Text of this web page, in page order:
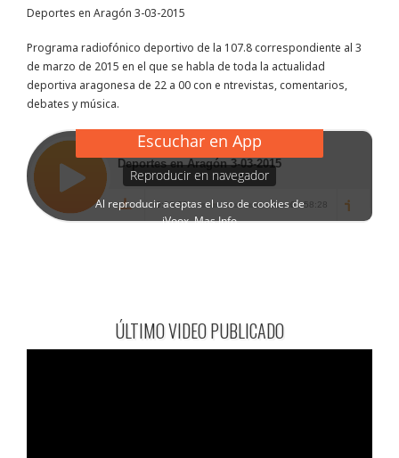
Deportes en Aragón 3-03-2015
Programa radiofónico deportivo de la 107.8 correspondiente al 3
de marzo de 2015 en el que se habla de toda la actualidad
deportiva aragonesa de 22 a 00 con e ntrevistas, comentarios,
debates y música.
ÚLTIMO VIDEO PUBLICADO